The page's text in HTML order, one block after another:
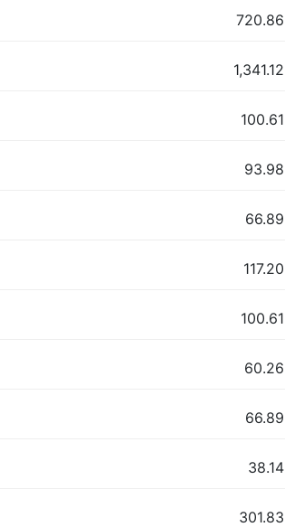
720.86
1,341.12
100.61
93.98
66.89
117.20
100.61
60.26
66.89
38.14
301.83